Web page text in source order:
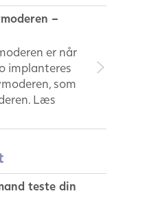
–
er når
implanteres
som
Læs
teste din